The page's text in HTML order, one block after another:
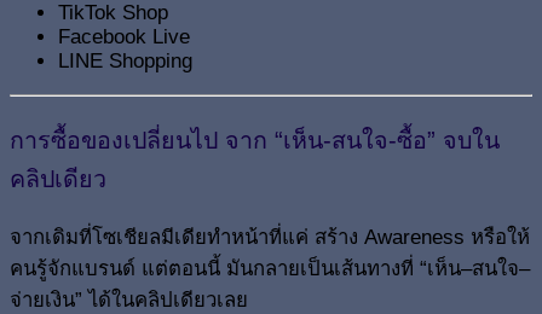
TikTok Shop
Facebook Live
LINE Shopping
การซื้อของเปลี่ยนไป จาก “เห็น-สนใจ-ซื้อ” จบใน
คลิปเดียว
จากเดิมที่โซเชียลมีเดียทำหน้าที่แค่ สร้าง Awareness หรือให้
คนรู้จักแบรนด์ แต่ตอนนี้ มันกลายเป็นเส้นทางที่ “เห็น–สนใจ–
จ่ายเงิน” ได้ในคลิปเดียวเลย